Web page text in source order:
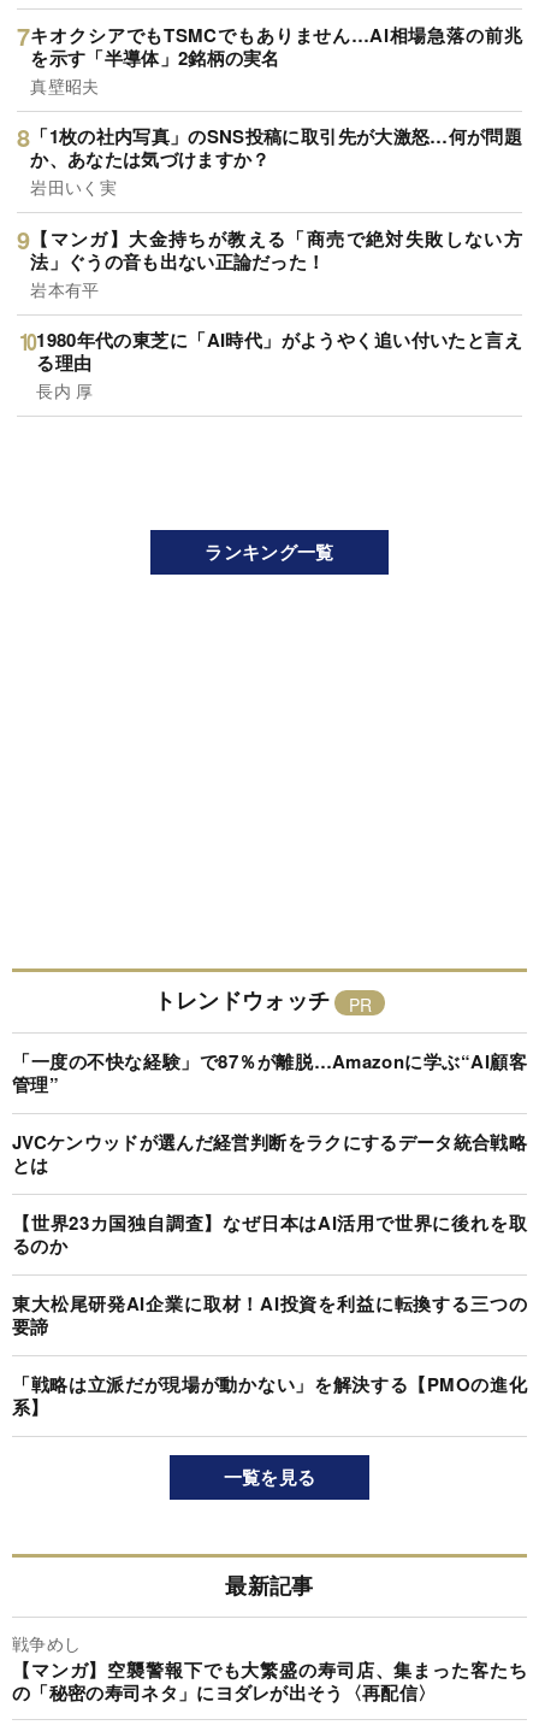
キオクシアでもTSMCでもありません…AI相場急落の前兆
を示す「半導体」2銘柄の実名
真壁昭夫
「1枚の社内写真」のSNS投稿に取引先が大激怒…何が問題
か、あなたは気づけますか？
岩田いく実
【マンガ】大金持ちが教える「商売で絶対失敗しない方
法」ぐうの音も出ない正論だった！
岩本有平
1980年代の東芝に「AI時代」がようやく追い付いたと言え
る理由
長内 厚
ランキング一覧
トレンドウォッチ
「一度の不快な経験」で87％が離脱…Amazonに学ぶ“AI顧客
管理”
JVCケンウッドが選んだ経営判断をラクにするデータ統合戦略
とは
【世界23カ国独自調査】なぜ日本はAI活用で世界に後れを取
るのか
東大松尾研発AI企業に取材！AI投資を利益に転換する三つの
要諦
「戦略は立派だが現場が動かない」を解決する【PMOの進化
系】
一覧を見る
最新記事
戦争めし
【マンガ】空襲警報下でも大繁盛の寿司店、集まった客たち
の「秘密の寿司ネタ」にヨダレが出そう〈再配信〉